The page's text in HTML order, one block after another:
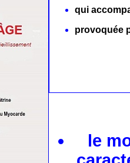
qui
provoquée
le